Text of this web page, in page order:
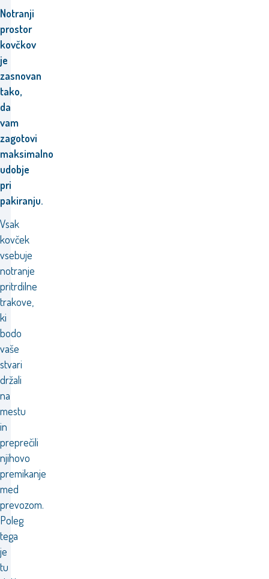
Notranji
prostor
kovčkov
je
zasnovan
tako,
da
vam
zagotovi
maksimalno
udobje
pri
pakiranju.
Vsak
kovček
vsebuje
notranje
pritrdilne
trakove,
ki
bodo
vaše
stvari
držali
na
mestu
in
preprečili
njihovo
premikanje
med
prevozom.
Poleg
tega
je
tu